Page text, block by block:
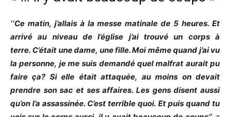
‘‘Ce matin, j’allais à la messe matinale de 5 heures. Et
arrivé au niveau de l’église j’ai trouvé un corps à
terre. C’était une dame, une fille. Moi même quand j’ai vu
la personne, je me suis demandé quel malfrat aurait pu
faire ça? Si elle était attaquée, au moins on devait
prendre son sac et ses affaires. Les gens disent aussi
qu’on l’a assassinée. C’est terrible quoi. Et puis quand tu